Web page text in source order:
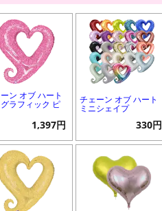
ン オブ ハート
ラフィック ピ
1,397円
チェーン オブ ハート
ミニシェイプ
330円